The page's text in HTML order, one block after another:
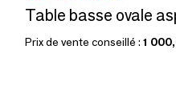
Table basse ovale
Prix de vente conseillé : 1